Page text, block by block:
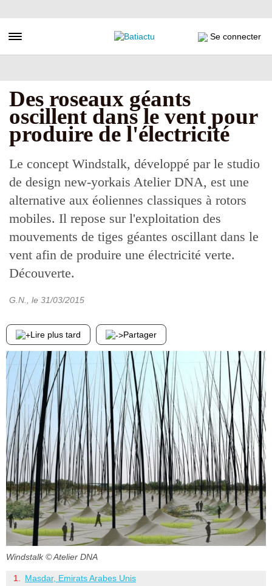
au
principal
Toggle navigation Se connecter
Des roseaux géants
oscillent dans le vent pour
produire de l'électricité
Le concept Windstalk, développé par le studio
de design new-yorkais Atelier DNA, est une
alternative aux éoliennes classiques à rotors
mobiles. Il repose sur l'exploitation des
mouvements de tiges géantes oscillant dans le
vent afin de produire une électricité verte.
Découverte.
G.N. , le 31/03/2015
Lire plus tard Partager
Windstalk © Atelier DNA
Masdar, Emirats Arabes Unis